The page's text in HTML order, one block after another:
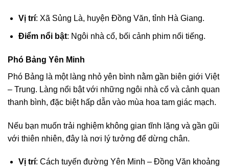
Vị trí: Xã Sủng Là, huyện Đồng Văn, tỉnh Hà Giang.
Điểm nổi bật: Ngôi nhà cổ, bối cảnh phim nổi tiếng.
Phó Bảng Yên Minh
Phó Bảng là một làng nhỏ yên bình nằm gần biên giới Việt
– Trung. Làng nổi bật với những ngôi nhà cổ và cảnh quan
thanh bình, đặc biệt hấp dẫn vào mùa hoa tam giác mạch.
Nếu bạn muốn trải nghiệm không gian tĩnh lặng và gần gũi
với thiên nhiên, đây là nơi lý tưởng để dừng chân.
Vị trí: Cách tuyến đường Yên Minh – Đồng Văn khoảng